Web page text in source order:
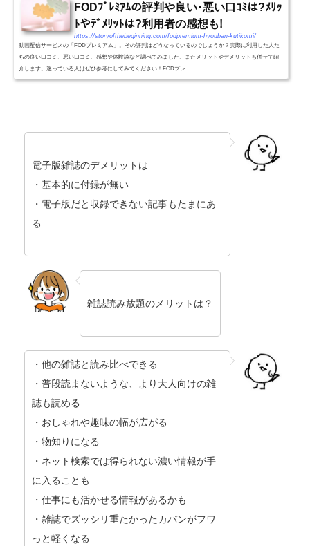
FODﾌﾟﾚﾐｱﾑの評判や良い･悪い口ｺﾐは?ﾒﾘｯ
ﾄやﾃﾞﾒﾘｯﾄは?利用者の感想も!
https://storyofthebeginning.com/fodpremium-hyouban-kutikomi/
動画配信サービスの「FODプレミアム」。その評判はどうなっているのでしょうか？実際に利用した人た
ちの良い口コミ、悪い口コミ、感想や体験談など調べてみました。またメリットやデメリットも併せて紹
介します。迷っている人はぜひ参考にしてみてください！FODプレ...
電子版雑誌のデメリットは
・基本的に付録が無い
・電子版だと収録できない記事もたまにあ
る
雑誌読み放題のメリットは？
・他の雑誌と読み比べできる
・普段読まないような、より大人向けの雑
誌も読める
・おしゃれや趣味の幅が広がる
・物知りになる
・ネット検索では得られない濃い情報が手
に入ることも
・仕事にも活かせる情報があるかも
・雑誌でズッシリ重たかったカバンがフワ
っと軽くなる